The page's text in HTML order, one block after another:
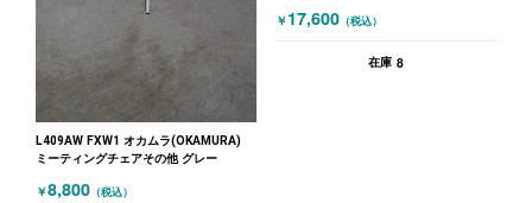
L409AW FXW1 オカムラ(OKAMURA)
ミーティングチェアその他 グレー
￥8,800 （税込）
￥ 17,600 （税込）
在庫 8